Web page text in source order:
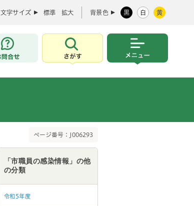
文字サイズ 標準 拡大 背景色 黒 白 黄
お問合せ
さがす
ページ番号：J006293
「市職員の感染情報」の他
の分類
令和5年度